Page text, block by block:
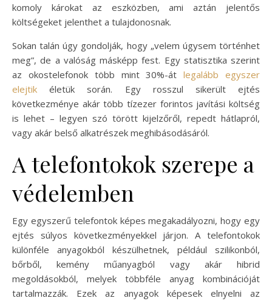
komoly károkat az eszközben, ami aztán jelentős
költségeket jelenthet a tulajdonosnak.
Sokan talán úgy gondolják, hogy „velem úgysem történhet
meg”, de a valóság másképp fest. Egy statisztika szerint
az okostelefonok több mint 30%-átlegalább egyszer
elejtik életük során. Egy rosszul sikerült ejtés
következménye akár több tízezer forintos javítási költség
is lehet – legyen szó törött kijelzőről, repedt hátlapról,
vagy akár belső alkatrészek meghibásodásáról.
A telefontokok szerepe a
védelemben
Egy egyszerű telefontok képes megakadályozni, hogy egy
ejtés súlyos következményekkel járjon. A telefontokok
különféle anyagokból készülhetnek, például szilikonból,
bőrből, kemény műanyagból vagy akár hibrid
megoldásokból, melyek többféle anyag kombinációját
tartalmazzák. Ezek az anyagok képesek elnyelni az